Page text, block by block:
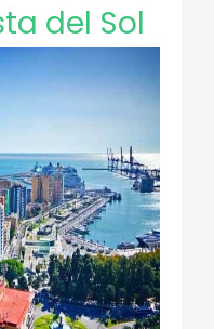
del Sol